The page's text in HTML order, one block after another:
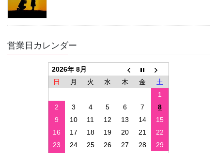
営業日カレンダー
2026年 8月
日
月 火 水 木 金
土
1
2
3 4 5 6 7
8
9
10 11 12 13 14
15
16
17 18 19 20 21
22
23
24 25 26 27 28
29